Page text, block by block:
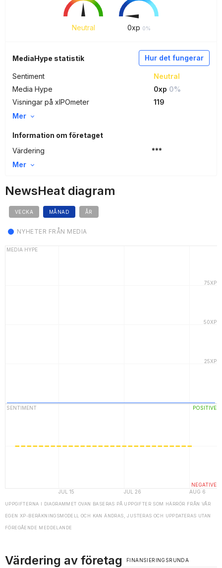
Neutral 0xp 0%
Hur det fungerar
MediaHype statistik
Sentiment
Neutral
Media Hype
0xp 0%
Visningar på xIPOmeter
119
Mer
Information om företaget
Värdering
***
Mer
NewsHeat diagram
VECKA MÅNAD ÅR
NYHETER FRÅN MEDIA
UPPGIFTERNA I DIAGRAMMET OVAN BASERAS PÅ UPPGIFTER SOM HÄRRÖR FRÅN VÅR
EGEN XP-BERÄKNINGSMODELL OCH KAN ÄNDRAS, JUSTERAS OCH UPPDATERAS UTAN
FÖREGÅENDE MEDDELANDE
Värdering av företag FINANSIERINGSRUNDA